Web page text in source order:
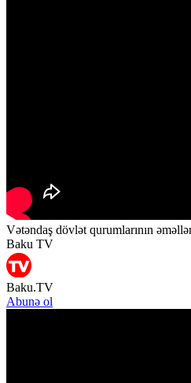
Vətəndaş dövlət qurumlarının
Baku TV
Baku.TV
Abunə ol